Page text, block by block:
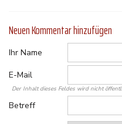
Neuen Kommentar hinzufügen
Ihr Name
E-Mail
Der Inhalt dieses Feldes wird nicht
Betreff